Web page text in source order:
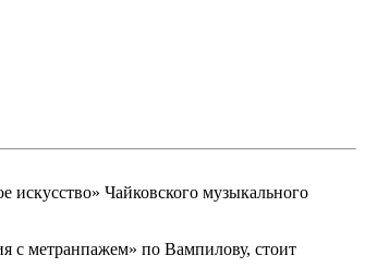
искусство» Чайковского музыкального
с метранпажем» по Вампилову, стоит